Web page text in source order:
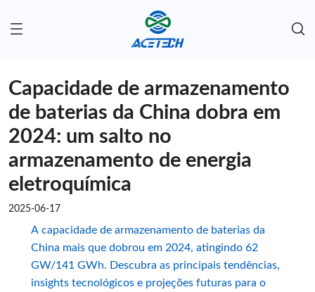
Capacidade de armazenamento
de baterias da China dobra em
2024: um salto no
armazenamento de energia
eletroquímica
2025-06-17
A capacidade de armazenamento de baterias da
China mais que dobrou em 2024, atingindo 62
GW/141 GWh. Descubra as principais tendências,
insights tecnológicos e projeções futuras para o